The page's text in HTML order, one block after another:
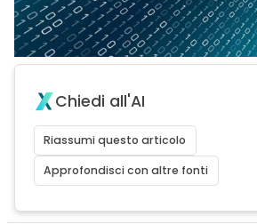
Chiedi all'AI
Riassumi questo articolo
Approfondisci con altre fonti